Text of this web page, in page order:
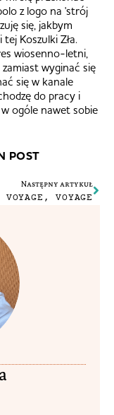
z logo na 'strój
się, jakbym
Koszulki Zła.
wiosenno-letni,
wyginać się
się w kanale
do pracy i
ogóle nawet sobie
POST
Następny artykuł
VOYAGE, VOYAGE